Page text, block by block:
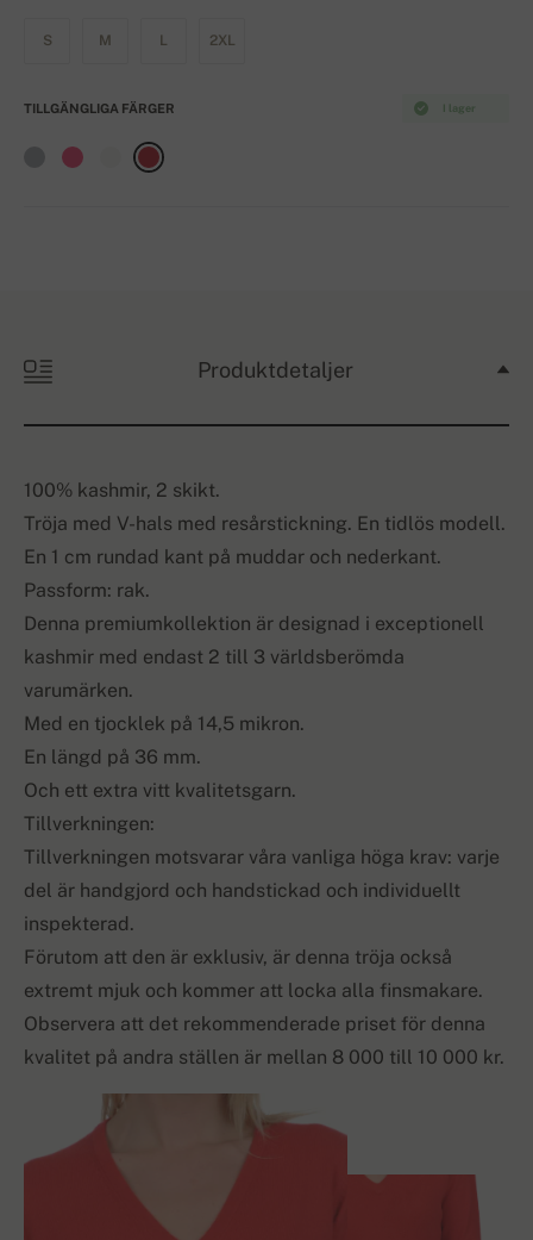
S M L 2XL
I lager
TILLGÄNGLIGA FÄRGER
Produktdetaljer
100% kashmir, 2 skikt.
Tröja med V-hals med resårstickning. En tidlös modell.
En 1 cm rundad kant på muddar och nederkant.
Passform: rak.
Denna premiumkollektion är designad i exceptionell
kashmir med endast 2 till 3 världsberömda
varumärken.
Med en tjocklek på 14,5 mikron.
En längd på 36 mm.
Och ett extra vitt kvalitetsgarn.
Tillverkningen:
Tillverkningen motsvarar våra vanliga höga krav: varje
del är handgjord och handstickad och individuellt
inspekterad.
Förutom att den är exklusiv, är denna tröja också
extremt mjuk och kommer att locka alla finsmakare.
Observera att det rekommenderade priset för denna
kvalitet på andra ställen är mellan 8 000 till 10 000 kr.